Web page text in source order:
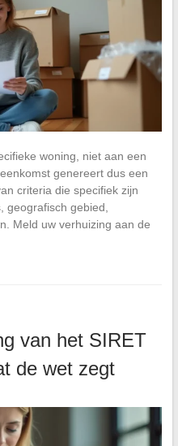
woning, niet aan een
genereert dus een
criteria die specifiek zijn
geografisch gebied,
Meld uw verhuizing aan de
van het SIRET
de wet zegt